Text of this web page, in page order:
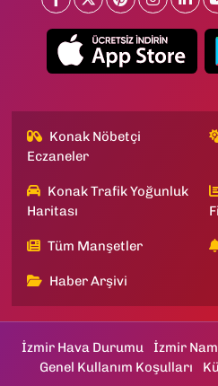
Konak Nöbetçi
Eczaneler
Konak Trafik Yoğunluk
Haritası
Tüm Manşetler
Haber Arşivi
İzmir Hava Durumu İzmir
Genel Kullanım Koşulları